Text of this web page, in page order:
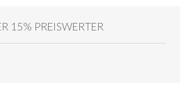
15% PREISWERTER